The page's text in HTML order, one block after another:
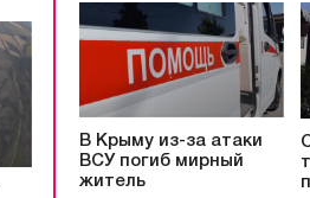
В Крыму из-за атаки
ВСУ погиб мирный
житель